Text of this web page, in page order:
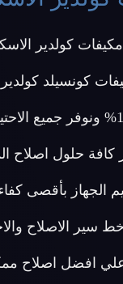
كولدير
كونسيلد
كولدير وتقدم لكم قطع غيار
كافة حلول
الجهاز بأقصى
سير الاصلاح
افضل اصلاح